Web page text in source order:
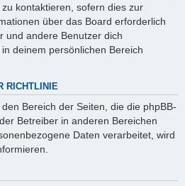
kontaktieren, sofern dies zur
über das Board erforderlich
und andere Benutzer dich
deinem persönlichen Bereich
RICHTLINIE
Bereich der Seiten, die die phpBB-
Betreiber in anderen Bereichen
Daten verarbeitet, wird